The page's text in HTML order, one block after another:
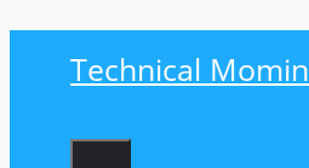
Technical Momin